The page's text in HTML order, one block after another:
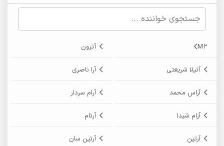
M2 آترون
آتیلا شریعتی آرا ناصری
آراس محمد آرام سردار
آرام شیدا آرتام
آرتین آرتین سان